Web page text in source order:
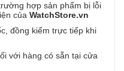
hợp sản phẩm bị lỗi
của WatchStore.vn
đồng kiểm trực tiếp khi
với hàng có sẵn tại cửa